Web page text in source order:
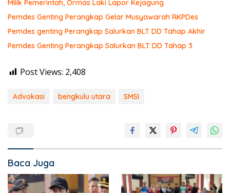
Milik Pemerintah, Ormas Laki Lapor Kejagung
Pemdes Genting Perangkap Gelar Musyawarah RKPDes
Pemdes genting Perangkap Salurkan BLT DD Tahap Akhir
Pemdes Genting Perangkap Salurkan BLT DD Tahap 3
Post Views: 2,408
Advokasi bengkulu utara SMSI
Baca Juga